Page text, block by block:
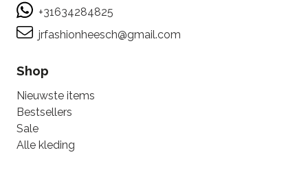
+31634284825
jrfashionheesch@gmail.com
Shop
Nieuwste items
Bestsellers
Sale
Alle kleding